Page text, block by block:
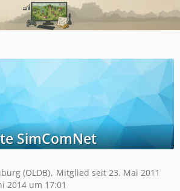
SimComNet
(OLDB) Mitglied seit 23. Mai 2011
2014 um 17:01